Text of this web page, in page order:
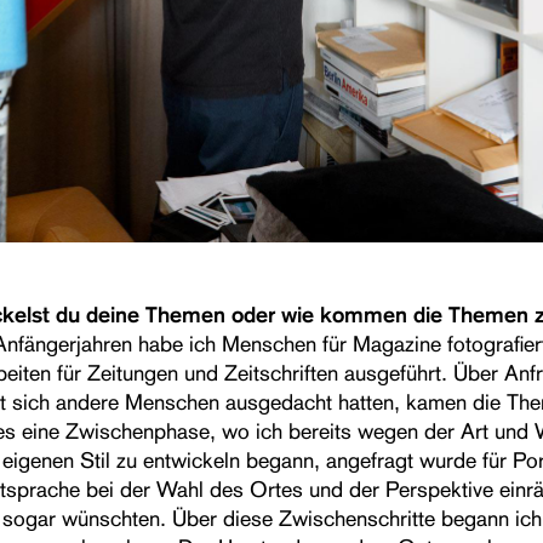
du deine Themen oder wie kommen die Themen
habe ich Menschen für Magazine
für Zeitungen und Zeitschriften ausgeführt. Über
sich andere Menschen ausgedacht hatten, kamen die
eine Zwischenphase, wo ich bereits wegen der Art und
Stil zu entwickeln begann, angefragt wurde für
bei der Wahl des Ortes und der Perspektive
wünschten. Über diese Zwischenschritte begann